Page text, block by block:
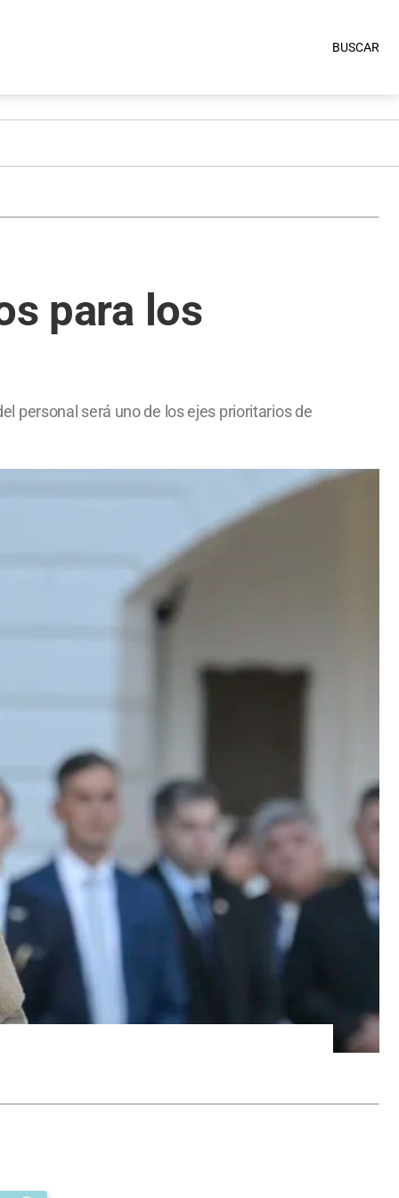
BUSCAR
para los
personal será uno de los ejes prioritarios de